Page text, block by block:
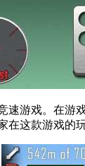
游戏。在游
这款游戏的